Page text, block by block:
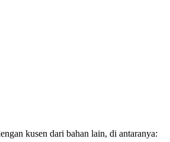
kusen dari bahan lain, di antaranya: